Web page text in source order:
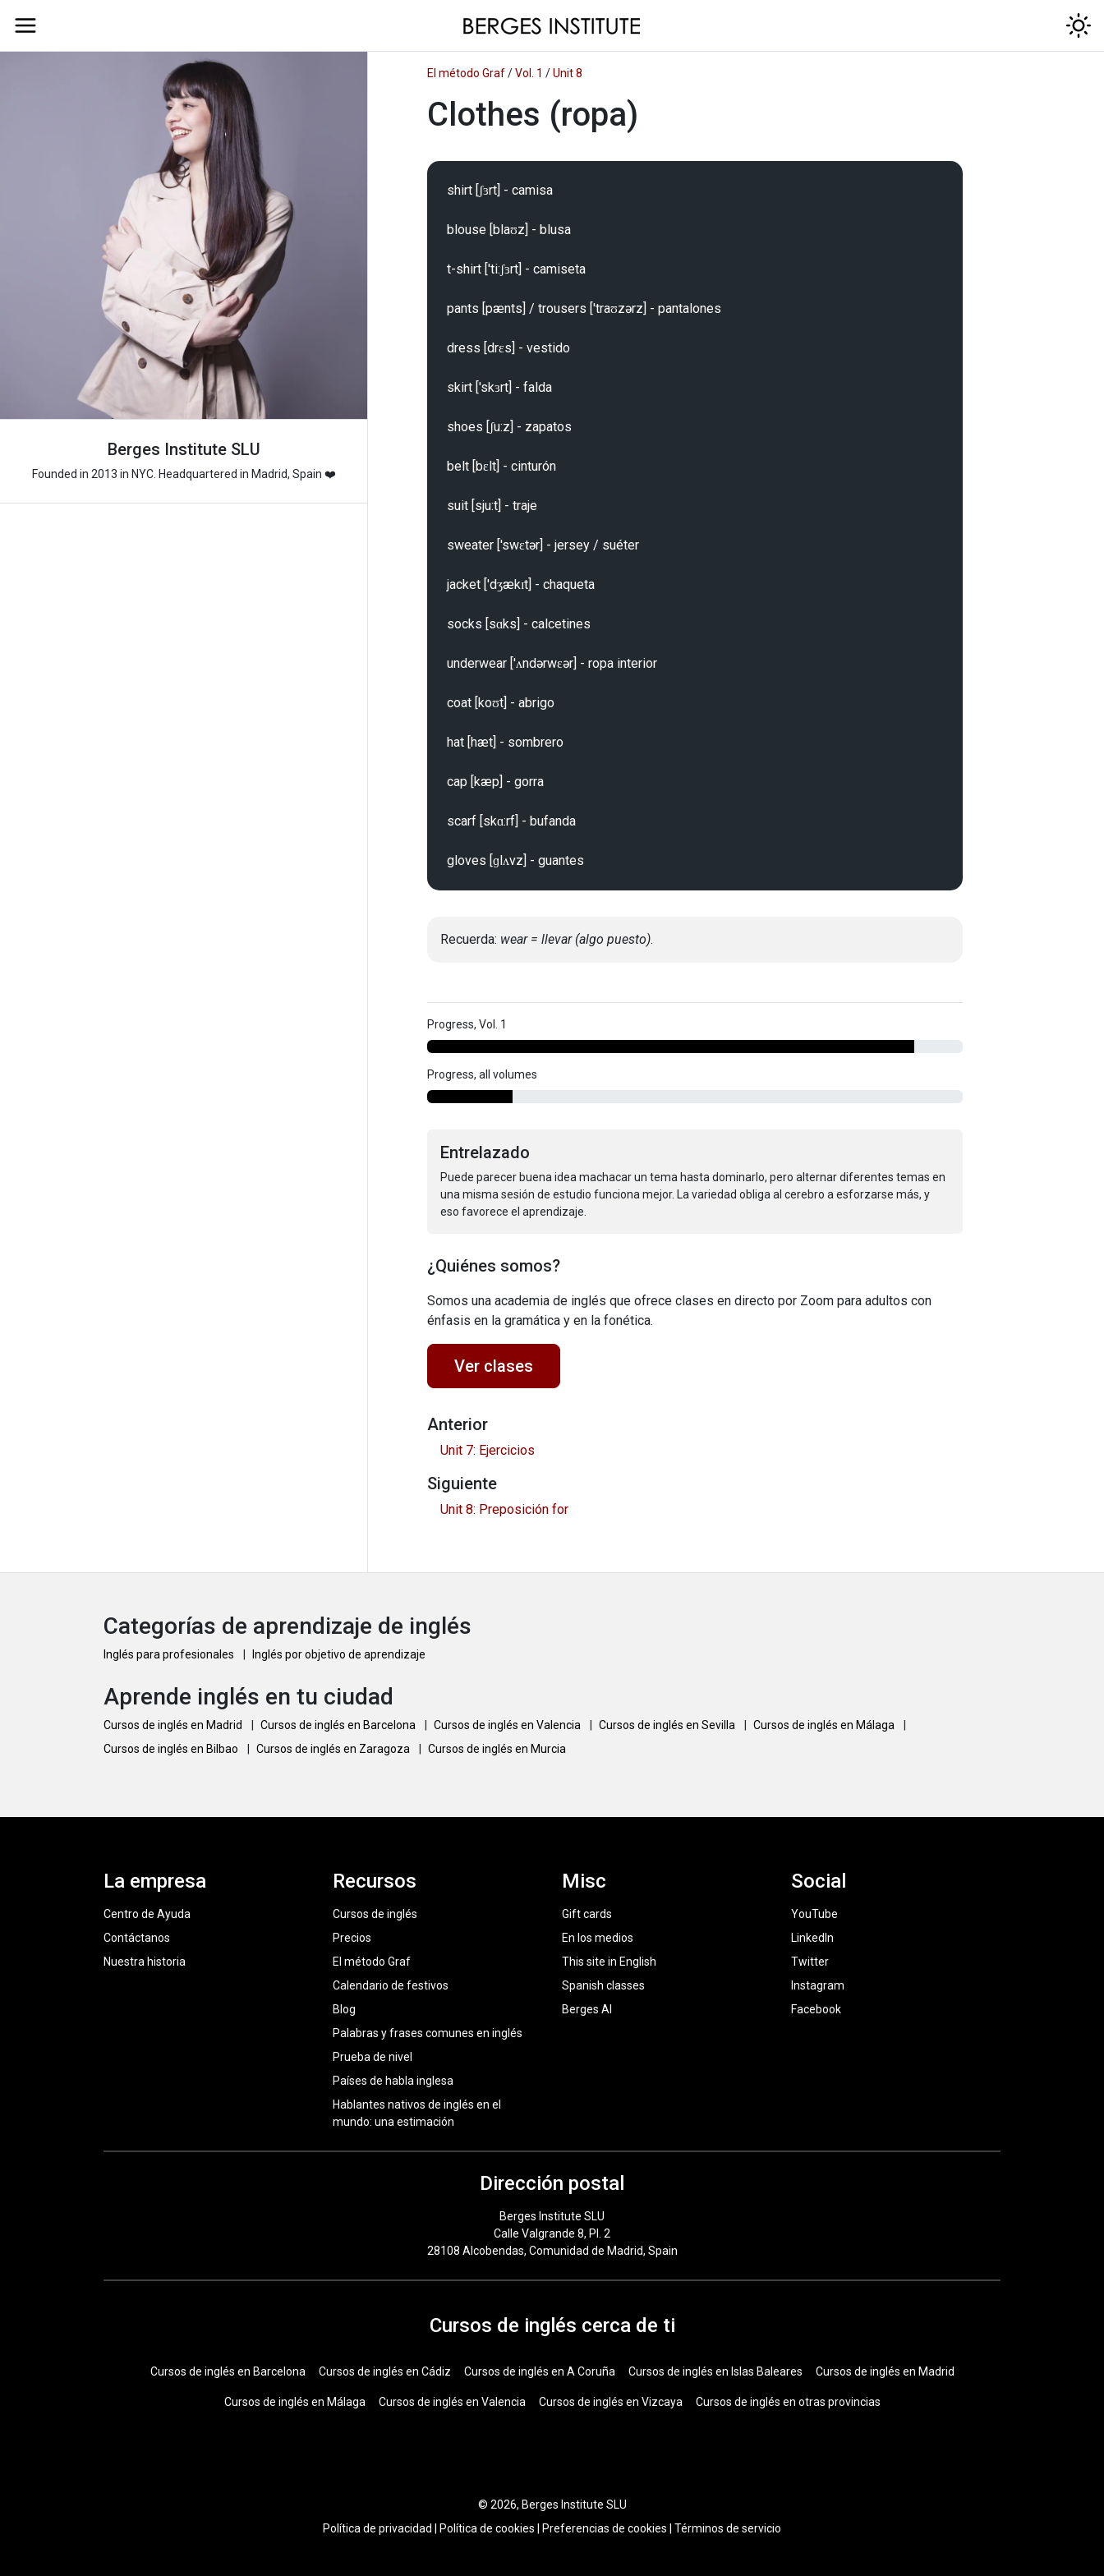
Berges Institute SLU
Founded in 2013 in NYC. Headquartered in Madrid, Spain ❤️
El método Graf/Vol. 1 /Unit 8
Clothes (ropa)
shirt [ʃɜrt] - camisa
blouse [blaʊz] - blusa
t-shirt ['ti:ʃɜrt] - camiseta
pants [pænts] / trousers ['traʊzərz] - pantalones
dress [drɛs] - vestido
skirt ['skɜrt] - falda
shoes [ʃu:z] - zapatos
belt [bɛlt] - cinturón
suit [sju:t] - traje
sweater ['swɛtər] - jersey / suéter
jacket ['dʒækɪt] - chaqueta
socks [sɑks] - calcetines
underwear ['ʌndərwɛər] - ropa interior
coat [koʊt] - abrigo
hat [hæt] - sombrero
cap [kæp] - gorra
scarf [skɑ:rf] - bufanda
Recuerda: wear = llevar (algo puesto).
Progress, Vol. 1
Progress, all volumes
Entrelazado
Puede parecer buena idea machacar un tema hasta dominarlo, pero alternar diferentes temas en
una misma sesión de estudio funciona mejor. La variedad obliga al cerebro a esforzarse más, y
eso favorece el aprendizaje.
¿Quiénes somos?
Somos una academia de inglés que ofrece clases en directo por Zoom para adultos con
énfasis en la gramática y en la fonética.
Ver clases
Anterior
Unit 7: Ejercicios
Siguiente
Unit 8: Preposición for
Categorías de aprendizaje de inglés
Inglés para profesionales Inglés por objetivo de aprendizaje
Aprende inglés en tu ciudad
Cursos de inglés en Madrid Cursos de inglés en Barcelona Cursos de inglés en Valencia Cursos de inglés en Sevilla Cursos de inglés en Málaga
Cursos de inglés en Bilbao
Cursos de inglés en Zaragoza Cursos de inglés en Murcia
La empresa
Centro de Ayuda
Contáctanos
Nuestra historia
Recursos
Cursos de inglés
Precios
El método Graf
Calendario de festivos
Blog
Palabras y frases comunes en inglés
Prueba de nivel
Países de habla inglesa
Hablantes nativos de inglés en el
mundo: una estimación
Misc
Gift cards
En los medios
This site in English
Spanish classes
Berges AI
Social
YouTube
LinkedIn
Twitter
Instagram
Facebook
Dirección postal
Berges Institute SLU
Calle Valgrande 8, Pl. 2
28108 Alcobendas, Comunidad de Madrid, Spain
Cursos de inglés cerca de ti
Cursos de inglés en Barcelona Cursos de inglés en Cádiz Cursos de inglés en A Coruña Cursos de inglés en Islas Baleares Cursos de inglés en Madrid
Cursos de inglés en Málaga Cursos de inglés en Valencia Cursos de inglés en Vizcaya Cursos de inglés en otras provincias
© 2026, Berges Institute SLU
Política de privacidad
Política de cookies Preferencias de cookies Términos de servicio